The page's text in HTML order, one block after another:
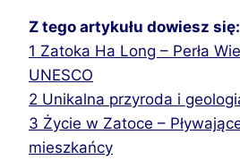
Z tego artykułu dowiesz się:
1 Zatoka Ha Long – Perła
UNESCO
2 Unikalna przyroda i
3 Życie w Zatoce –
mieszkańcy